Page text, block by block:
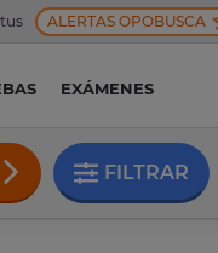
ALERTAS OPOBUSCA
EXÁMENES
FILTRAR